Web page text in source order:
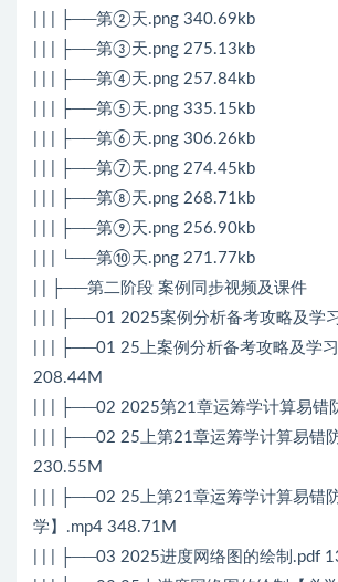
| | | ├──第②天.png 340.69kb
| | | ├──第③天.png 275.13kb
| | | ├──第④天.png 257.84kb
| | | ├──第⑤天.png 335.15kb
| | | ├──第⑥天.png 306.26kb
| | | ├──第⑦天.png 274.45kb
| | | ├──第⑧天.png 268.71kb
| | | ├──第⑨天.png 256.90kb
| | | └──第⑩天.png 271.77kb
| | ├──第二阶段 案例同步视频及课件
| | | ├──01 2025案例分析备考攻略及学
| | | ├──01 25上案例分析备考攻略及学
208.44M
| | | ├──02 2025第21章运筹学计算易错
| | | ├──02 25上第21章运筹学计算易错
230.55M
| | | ├──02 25上第21章运筹学计算易错
学】.mp4 348.71M
| | | ├──03 2025进度网络图的绘制.pdf